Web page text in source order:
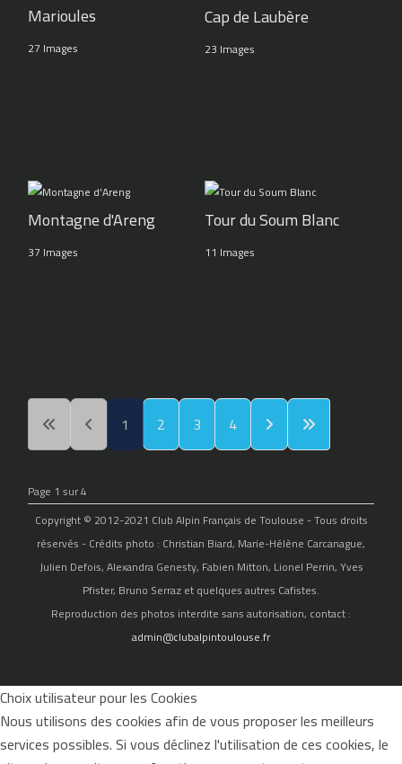
Marioules
27 Images
Cap de Laubère
23 Images
Montagne d'Areng
37 Images
Tour du Soum Blanc
11 Images
1 2 3 4
Page 1 sur 4
Copyright © 2012-2021 Club Alpin Français de Toulouse - Tous droits
réservés - Crédits photo : Christian Biard, Marie-Hélène Carcanague,
Julien Defois, Alexandra Genesty, Fabien Mitton, Lionel Perrin, Yves
Pfister, Bruno Serraz et quelques autres Cafistes.
Reproduction des photos interdite sans autorisation, contact :
admin@clubalpintoulouse.fr
Choix utilisateur pour les Cookies
Nous utilisons des cookies afin de vous proposer les meilleurs
services possibles. Si vous déclinez l'utilisation de ces cookies, le